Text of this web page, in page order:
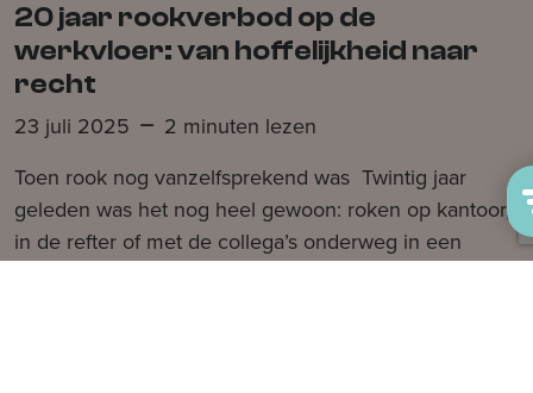
20 jaar rookverbod op de
werkvloer: van hoffelijkheid naar
recht
23 juli 2025
2 minuten lezen
Toen rook nog vanzelfsprekend was Twintig jaar
geleden was het nog heel gewoon: roken op kantoor,
in de refter of met de collega’s onderweg in een